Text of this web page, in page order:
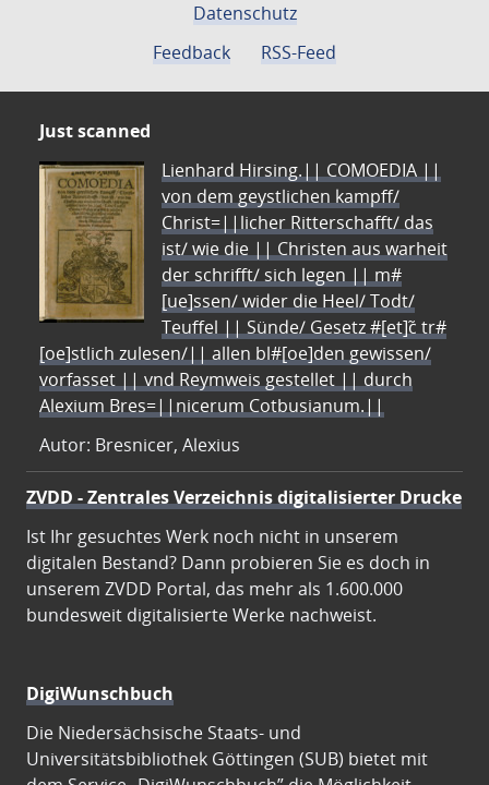
Datenschutz
Feedback
RSS-Feed
Just scanned
Lienhard Hirsing.|| COMOEDIA ||
von dem geystlichen kampff/
Christ=||licher Ritterschafft/ das
ist/ wie die || Christen aus warheit
der schrifft/ sich legen || m#
[ue]ssen/ wider die Heel/ Todt/
Teuffel || Sünde/ Gesetz #[et]c̃ tr#
[oe]stlich zulesen/|| allen bl#[oe]den gewissen/
vorfasset || vnd Reymweis gestellet || durch
Alexium Bres=||nicerum Cotbusianum.||
Autor: Bresnicer, Alexius
ZVDD - Zentrales Verzeichnis digitalisierter Drucke
Ist Ihr gesuchtes Werk noch nicht in unserem
digitalen Bestand? Dann probieren Sie es doch in
unserem ZVDD Portal, das mehr als 1.600.000
bundesweit digitalisierte Werke nachweist.
DigiWunschbuch
Die Niedersächsische Staats- und
Universitätsbibliothek Göttingen (SUB) bietet mit